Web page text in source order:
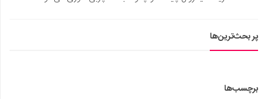
پر بحث‌ترین‌ها
برچسب‌ها